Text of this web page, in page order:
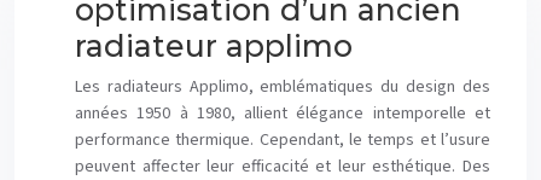
optimisation d’un ancien
radiateur applimo
Les radiateurs Applimo, emblématiques du design des
années 1950 à 1980, allient élégance intemporelle et
performance thermique. Cependant, le temps et l’usure
peuvent affecter leur efficacité et leur esthétique. Des